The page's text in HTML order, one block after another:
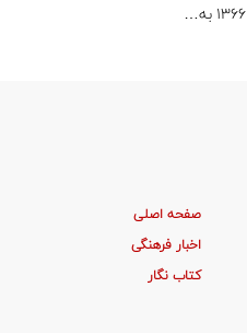
۱۳۶۶ به…
صفحه اصلی
اخبار فرهنگی
کتاب نگار